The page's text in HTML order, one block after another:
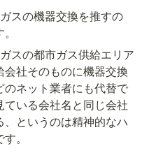
スの機器交換を推すの
スの都市ガス供給エリア
社そのものに機器交換
ネット業者にも代替で
いる会社名と同じ会社
というのは精神的なハ
。